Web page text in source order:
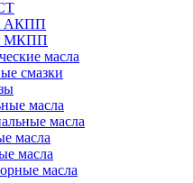
АКПП
МКПП
масла
смазки
масла
масла
масла
масла
масла